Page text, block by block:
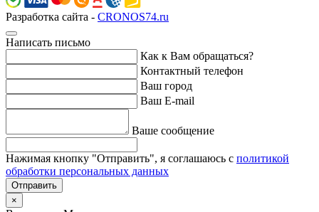
Разработка сайта - CRONOS74.ru
Написать письмо
Как к Вам обращаться?
Контактный телефон
Ваш город
Ваш E-mail
Ваше сообщение
Нажимая кнопку "Отправить", я соглашаюсь с политикой
обработки персональных данных
Отправить
×